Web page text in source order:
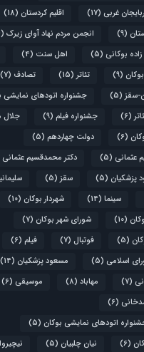
غربی (17) اقلیم کردستان (18)
(9) انجمن مردم نهاد آوای زیرک (6)
بوکانی (5) اهل سنت (4)
(9) تئاتر (15) تصادف (7)
سقز (5) جشنواره اتودهای نمایشی
(6) جشنواره فیلم (9) جلال
(6) دولت چهاردهم (5)
عثمانی (5) دکتر محمدقسیم عثمانی
پزشکیان (5) سقز (5)
سینما (14) شهردار بوکان (10)
(10) شورای شهر بوکان (7)
(5) فوتبال (7) فیلم (6)
اسلامی (5) مسعود پزشکیان (14)
(7) مهاباد (8) موسیقی (6)
(6)
اتودهای نمایشی بوکان (5)
(6) نیان چلبیان (5)